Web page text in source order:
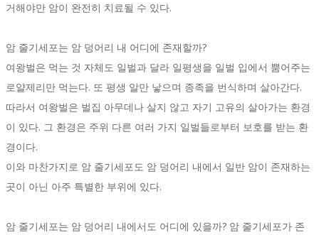
거해야만 암이 완전히 치료될 수 있다.
암 줄기세포는 암 덩어리 내 어디에 존재할까?
여왕벌은 먹는 것 자체도 일벌과 달라 일평생을 일벌 입에서 뿜어주는
로얄제리만 먹는다. 또 평생 알만 낳으며 종족을 번식하며 살아간다.
따라서 여왕벌은 벌집 아무데나 살지 않고 자기 고유의 살아가는 환경
이 있다. 그 환경은 주위 다른 여러 가지 일벌들로부터 보호를 받는 환
경이다.
이와 마찬가지로 암 줄기세포도 암 덩어리 내에서 일반 암이 존재하는
곳이 아닌 아주 특별한 부위에 있다.
암 줄기세포는 암 덩어리 내에서도 어디에 있을까? 암 줄기세포가 존